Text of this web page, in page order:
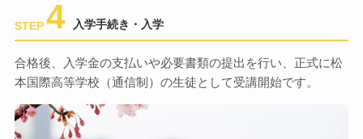
STEP4 入学手続き・入学
合格後、入学金の支払いや必要書類の提出を行い、正式に松
本国際高等学校（通信制）の生徒として受講開始です。